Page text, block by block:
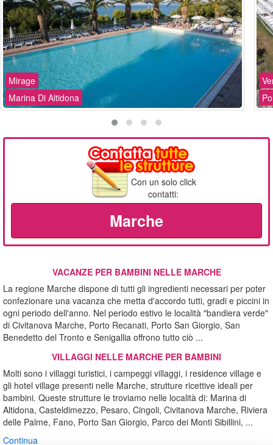
Mirage
Marina Di Altidona
Con un solo click
contatti:
Marche
VACANZE PER BAMBINI NELLE MARCHE
La regione Marche dispone di tutti gli ingredienti necessari per poter
confezionare una vacanza che metta d'accordo tutti, gradi e piccini in
ogni periodo dell'anno. Nel periodo estivo le località "bandiera verde"
di Civitanova Marche, Porto Recanati, Porto San Giorgio, San
Benedetto del Tronto e Senigallia offrono tutto ciò ...
VILLAGGI NELLE MARCHE PER BAMBINI
Molti sono i villaggi turistici, i campeggi villaggi, i residence village e
gli hotel village presenti nelle Marche, strutture ricettive ideali per
bambini. Queste strutture le troviamo nelle località di: Marina di
Altidona, Casteldimezzo, Pesaro, Cingoli, Civitanova Marche, Riviera
delle Palme, Fano, Porto San Giorgio, Parco dei Monti Sibillini, ...
Continua